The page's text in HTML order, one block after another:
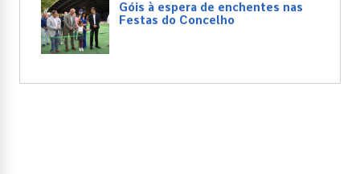
Góis à espera de enchentes nas
Festas do Concelho